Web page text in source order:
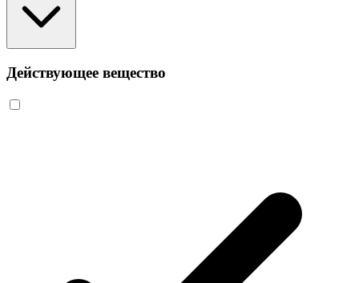
Действующее вещество